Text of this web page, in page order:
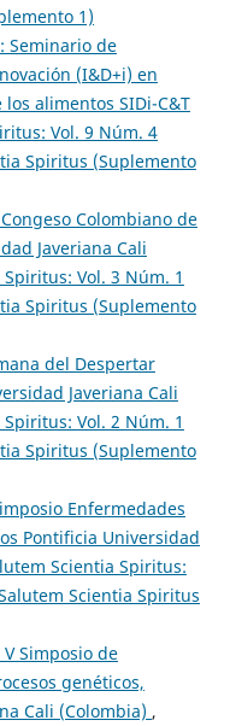
1)
Seminario de
(I&D+i) en
alimentos SIDi-C&T
Vol. 9 Núm. 4
Spiritus (Suplemento
Colombiano de
Javeriana Cali
Vol. 3 Núm. 1
Spiritus (Suplemento
del Despertar
Javeriana Cali
Vol. 2 Núm. 1
Spiritus (Suplemento
Enfermedades
Pontificia Universidad
Scientia Spiritus:
Scientia Spiritus
Simposio de
genéticos,
Cali (Colombia) ,